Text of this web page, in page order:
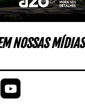
NOSSAS MÍDIAS